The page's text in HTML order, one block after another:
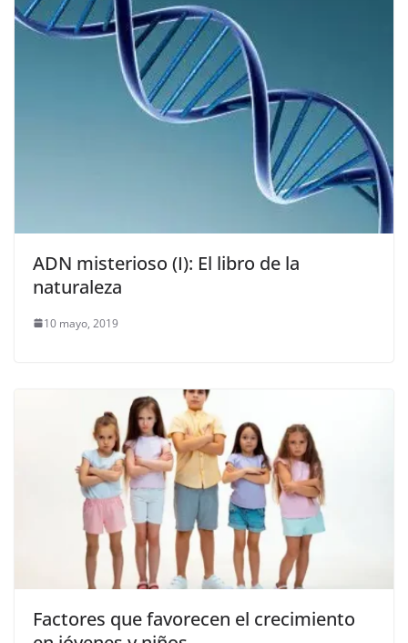
ADN misterioso (I): El libro de la
naturaleza
10 mayo, 2019
Factores que favorecen el crecimiento